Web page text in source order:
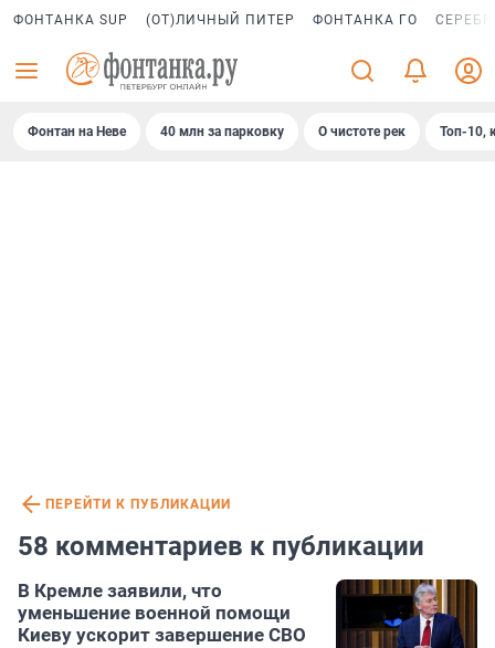
ФОНТАНКА SUP (ОТ)ЛИЧНЫЙ ПИТЕР ФОНТАНКА ГО
Фонтан на Неве 40 млн за парковку О чистоте рек Топ-10,
ПЕРЕЙТИ К ПУБЛИКАЦИИ
58 комментариев к публикации
В Кремле заявили, что
уменьшение военной помощи
Киеву ускорит завершение СВО